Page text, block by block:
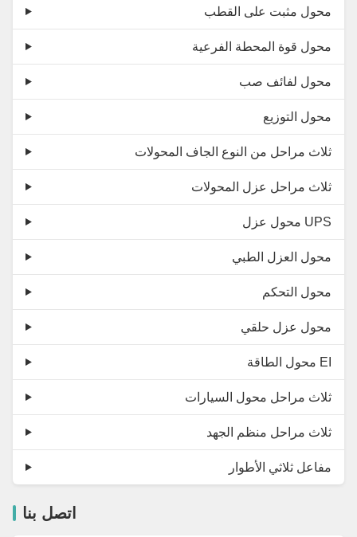
محول مثبت على القطب
محول قوة المحطة الفرعية
محول لفائف صب
محول التوزيع
ثلاث مراحل من النوع الجاف المحولات
ثلاث مراحل عزل المحولات
محول عزل UPS
محول العزل الطبي
محول التحكم
محول عزل حلقي
محول الطاقة EI
ثلاث مراحل محول السيارات
ثلاث مراحل منظم الجهد
مفاعل ثلاثي الأطوار
اتصل بنا